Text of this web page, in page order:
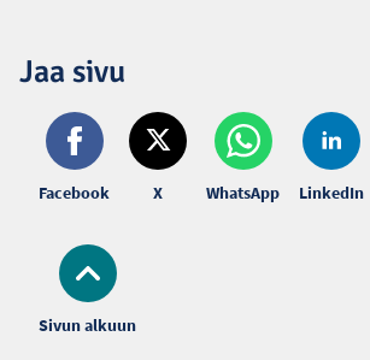
Sivun alkuun
Jaa sivu
Facebook X WhatsApp LinkedIn